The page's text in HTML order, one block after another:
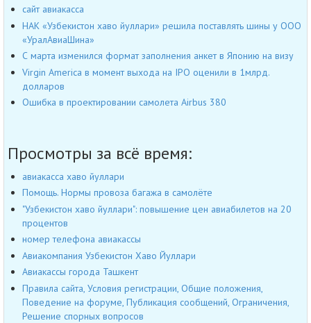
сайт авиакасса
НАК «Узбекистон хаво йуллари» решила поставлять шины у ООО
«УралАвиаШина»
С марта изменился формат заполнения анкет в Японию на визу
Virgin America в момент выхода на IPO оценили в 1млрд.
долларов
Ошибка в проектировании самолета Airbus 380
Просмотры за всё время:
авиакасса хаво йуллари
Помощь. Нормы провоза багажа в самолёте
"Узбекистон хаво йуллари": повышение цен авиабилетов на 20
процентов
номер телефона авиакассы
Авиакомпания Узбекистон Хаво Йуллари
Авиакассы города Ташкент
Правила сайта, Условия регистрации, Общие положения,
Поведение на форуме, Публикация сообщений, Ограничения,
Решение спорных вопросов